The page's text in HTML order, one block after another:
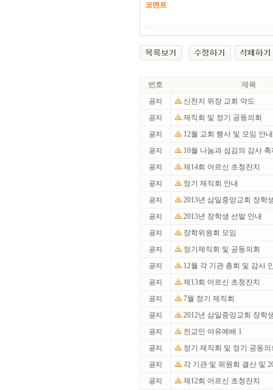
코멘트
번호 제목
공지 신천지 위장 교회 약도
공지 제직회 및 정기 공동의회
공지 12월 교회 행사 및 모임 안
공지 10월 나눔과 섬김의 감사
공지 제14회 어르신 초청잔치
공지 정기 제직회 안내
공지 2013년 삼일중앙교회 장학
공지 2013년 장학생 선발 안내
공지 장학위원회 모임
공지 정기제직회 및 공동의회
공지 12월 각 기관 총회 및 감사
공지 제13회 어르신 초청잔치
공지 7월 정기 제직회
공지 2012년 삼일중앙교회 장학
공지 전교인 야유예배 1
공지 정기 제직회 및 정기 공동
공지 각 기관 및 위원회 결산 및
공지 제12회 어르신 초청잔치